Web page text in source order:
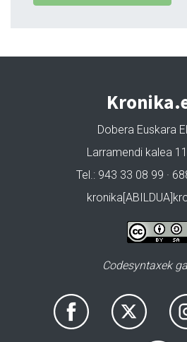
Dobera Euskara
Larramendi kalea
Tel.: 943 33 08 99 ·
Codesyntaxek